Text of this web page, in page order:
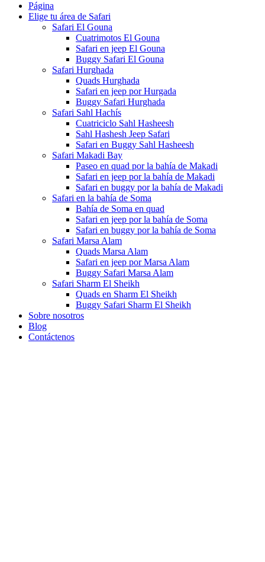
Página
Elige tu área de Safari
Safari El Gouna
Cuatrimotos El Gouna
Safari en jeep El Gouna
Buggy Safari El Gouna
Safari Hurghada
Quads Hurghada
Safari en jeep por Hurgada
Buggy Safari Hurghada
Safari Sahl Hachís
Cuatriciclo Sahl Hasheesh
Sahl Hashesh Jeep Safari
Safari en Buggy Sahl Hasheesh
Safari Makadi Bay
Paseo en quad por la bahía de Makadi
Safari en jeep por la bahía de Makadi
Safari en buggy por la bahía de Makadi
Safari en la bahía de Soma
Bahía de Soma en quad
Safari en jeep por la bahía de Soma
Safari en buggy por la bahía de Soma
Safari Marsa Alam
Quads Marsa Alam
Safari en jeep por Marsa Alam
Buggy Safari Marsa Alam
Safari Sharm El Sheikh
Quads en Sharm El Sheikh
Buggy Safari Sharm El Sheikh
Sobre nosotros
Blog
Contáctenos